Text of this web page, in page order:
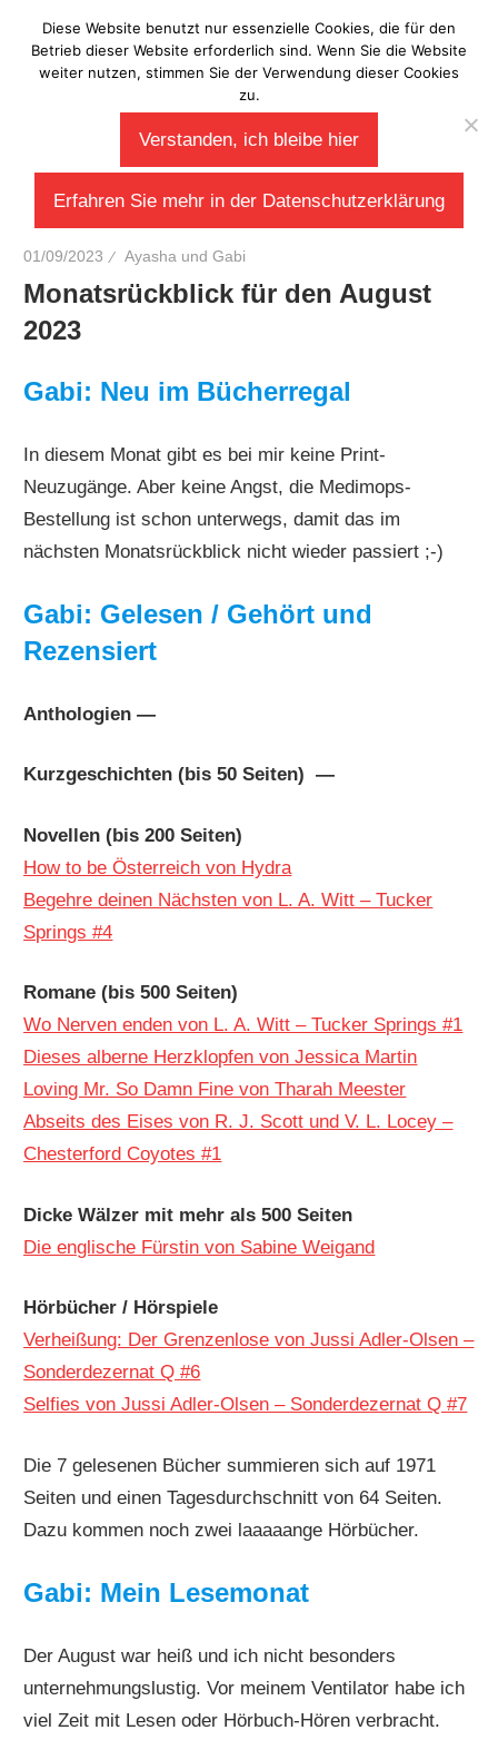
Inhalt
springen
Laberladen
01/09/2023 Ayasha und Gabi
Monatsrückblick für den August
2023
Gabi: Neu im Bücherregal
In diesem Monat gibt es bei mir keine Print-
Neuzugänge. Aber keine Angst, die Medimops-
Bestellung ist schon unterwegs, damit das im
nächsten Monatsrückblick nicht wieder passiert ;-)
Gabi: Gelesen / Gehört und
Rezensiert
Anthologien —
Kurzgeschichten (bis 50 Seiten) —
Novellen (bis 200 Seiten)
How to be Österreich von Hydra
Begehre deinen Nächsten von L. A. Witt – Tucker
Springs #4
Romane (bis 500 Seiten)
Wo Nerven enden von L. A. Witt – Tucker Springs #1
Dieses alberne Herzklopfen von Jessica Martin
Loving Mr. So Damn Fine von Tharah Meester
Abseits des Eises von R. J. Scott und V. L. Locey –
Chesterford Coyotes #1
Dicke Wälzer mit mehr als 500 Seiten
Die englische Fürstin von Sabine Weigand
Hörbücher / Hörspiele
Verheißung: Der Grenzenlose von Jussi Adler-Olsen –
Sonderdezernat Q #6
Selfies von Jussi Adler-Olsen – Sonderdezernat Q #7
Die 7 gelesenen Bücher summieren sich auf 1971
Seiten und einen Tagesdurchschnitt von 64 Seiten.
Dazu kommen noch zwei laaaaange Hörbücher.
Gabi: Mein Lesemonat
Der August war heiß und ich nicht besonders
unternehmungslustig. Vor meinem Ventilator habe ich
viel Zeit mit Lesen oder Hörbuch-Hören verbracht.
Diese Website benutzt nur essenzielle Cookies, die für den
Betrieb dieser Website erforderlich sind. Wenn Sie die Website
weiter nutzen, stimmen Sie der Verwendung dieser Cookies
zu.
Verstanden, ich bleibe hier
Erfahren Sie mehr in der Datenschutzerklärung